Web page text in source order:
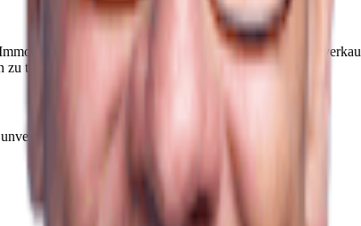
inklusive einer Übersicht über kürzlich
treffen.